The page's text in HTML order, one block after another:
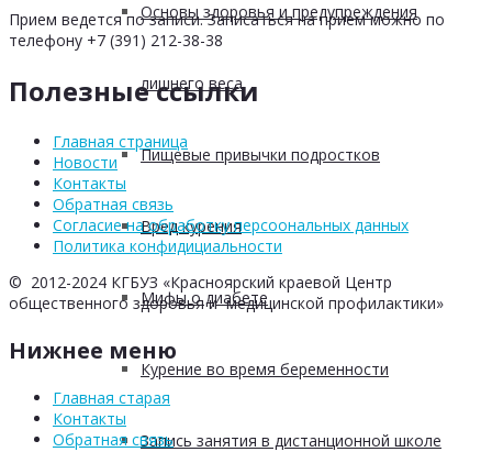
Основы здоровья и предупреждения
лишнего веса
Пищевые привычки подростков
Вред курения
Мифы о диабете
Курение во время беременности
Запись занятия в дистанционной школе
Прием ведется по записи. Записаться на прием можно по
телефону +7 (391) 212-38-38
Полезные ссылки
Главная страница
Новости
Контакты
Обратная связь
Согласие на обработку персоональных данных
Политика конфидициальности
© 2012-2024 КГБУЗ «Красноярский краевой Центр
общественного здоровья и медицинской профилактики»
Нижнее меню
Главная старая
Контакты
Обратная связь